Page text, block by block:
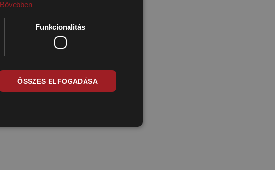
Bővebben
Funkcionalitás
ÖSSZES ELFOGADÁSA